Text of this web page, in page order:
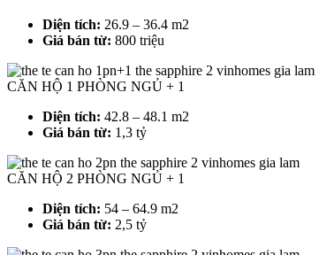
Diện tích: 26.9 – 36.4 m2
Giá bán từ: 800 triệu
CĂN HỘ 1 PHÒNG NGỦ + 1
Diện tích: 42.8 – 48.1 m2
Giá bán từ: 1,3 tỷ
CĂN HỘ 2 PHÒNG NGỦ + 1
Diện tích: 54 – 64.9 m2
Giá bán từ: 2,5 tỷ